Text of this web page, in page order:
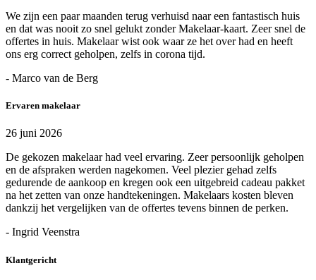
We zijn een paar maanden terug verhuisd naar een fantastisch huis
en dat was nooit zo snel gelukt zonder Makelaar-kaart. Zeer snel de
offertes in huis. Makelaar wist ook waar ze het over had en heeft
ons erg correct geholpen, zelfs in corona tijd.
- Marco van de Berg
Ervaren makelaar
26 juni 2026
De gekozen makelaar had veel ervaring. Zeer persoonlijk geholpen
en de afspraken werden nagekomen. Veel plezier gehad zelfs
gedurende de aankoop en kregen ook een uitgebreid cadeau pakket
na het zetten van onze handtekeningen. Makelaars kosten bleven
dankzij het vergelijken van de offertes tevens binnen de perken.
- Ingrid Veenstra
Klantgericht